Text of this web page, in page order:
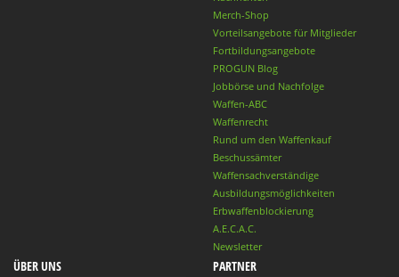
Merch-Shop
Vorteilsangebote für Mitglieder
Fortbildungsangebote
PROGUN Blog
Jobbörse und Nachfolge
Waffen-ABC
Waffenrecht
Rund um den Waffenkauf
Beschussämter
Waffensachverständige
Ausbildungsmöglichkeiten
Erbwaffenblockierung
A.E.C.A.C.
Newsletter
ÜBER UNS PARTNER